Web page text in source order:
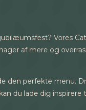
Vores
af mere og
den perfekte menu.
du lade dig inspirere